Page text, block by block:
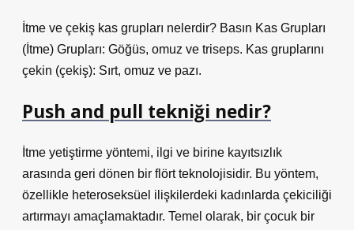
İtme ve çekiş kas grupları nelerdir? Basın Kas Grupları
(İtme) Grupları: Göğüs, omuz ve triseps. Kas gruplarını
çekin (çekiş): Sırt, omuz ve pazı.
Push and pull tekniği nedir?
İtme yetiştirme yöntemi, ilgi ve birine kayıtsızlık
arasında geri dönen bir flört teknolojisidir. Bu yöntem,
özellikle heteroseksüel ilişkilerdeki kadınlarda çekiciliği
artırmayı amaçlamaktadır. Temel olarak, bir çocuk bir